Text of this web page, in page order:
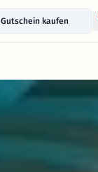
Gutschein kaufen